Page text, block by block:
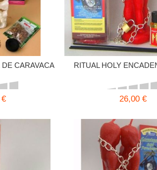
CARAVACA RITUAL HOLY
26,00 €